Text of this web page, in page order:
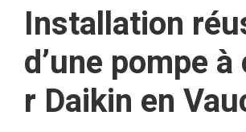
Installation
d’une pompe
r Daikin en